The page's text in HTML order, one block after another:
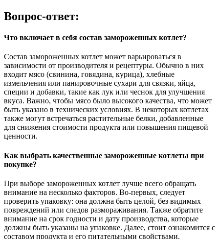
Вопрос-ответ:
Что включает в себя состав замороженных котлет?
Состав замороженных котлет может варьироваться в
зависимости от производителя и рецептуры. Обычно в них
входит мясо (свинина, говядина, курица), хлебные
измельчения или панировочные сухари для связки, яйца,
специи и добавки, такие как лук или чеснок для улучшения
вкуса. Важно, чтобы мясо было высокого качества, что может
быть указано в технических условиях. В некоторых котлетах
также могут встречаться растительные белки, добавленные
для снижения стоимости продукта или повышения пищевой
ценности.
Как выбрать качественные замороженные котлеты при
покупке?
При выборе замороженных котлет лучше всего обращать
внимание на несколько факторов. Во-первых, следует
проверить упаковку: она должна быть целой, без видимых
повреждений или следов размораживания. Также обратите
внимание на срок годности и дату производства, которые
должны быть указаны на упаковке. Далее, стоит ознакомится с
составом продукта и его питательными свойствами.